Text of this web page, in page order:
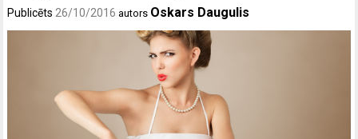
Publicēts 26/10/2016 autors Oskars Daugulis